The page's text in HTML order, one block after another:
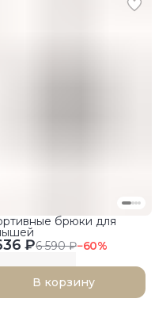
₽6 590 ₽−60%
брюки для
В корзину